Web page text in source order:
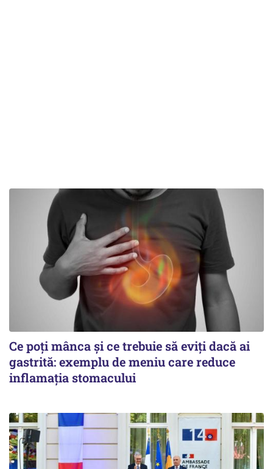
Ce poți mânca și ce trebuie să eviți dacă ai
gastrită: exemplu de meniu care reduce
inflamația stomacului